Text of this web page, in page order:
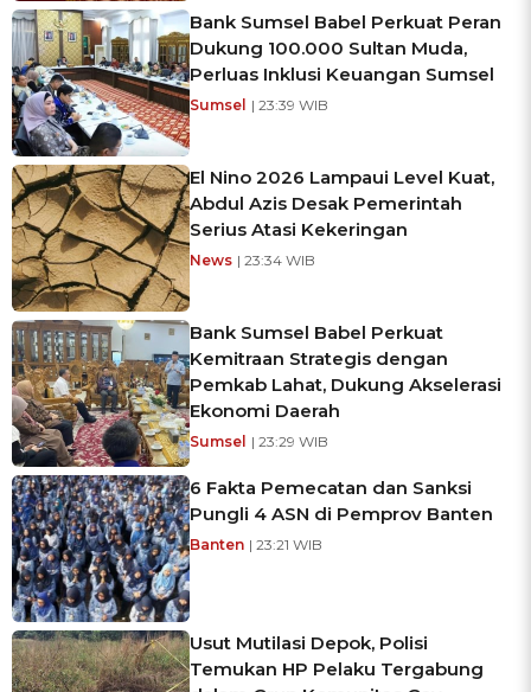
Bank Sumsel Babel Perkuat Peran
Dukung 100.000 Sultan Muda,
Perluas Inklusi Keuangan Sumsel
Sumsel | 23:39 WIB
El Nino 2026 Lampaui Level Kuat,
Abdul Azis Desak Pemerintah
Serius Atasi Kekeringan
News | 23:34 WIB
Bank Sumsel Babel Perkuat
Kemitraan Strategis dengan
Pemkab Lahat, Dukung Akselerasi
Ekonomi Daerah
Sumsel | 23:29 WIB
6 Fakta Pemecatan dan Sanksi
Pungli 4 ASN di Pemprov Banten
Banten | 23:21 WIB
Usut Mutilasi Depok, Polisi
Temukan HP Pelaku Tergabung